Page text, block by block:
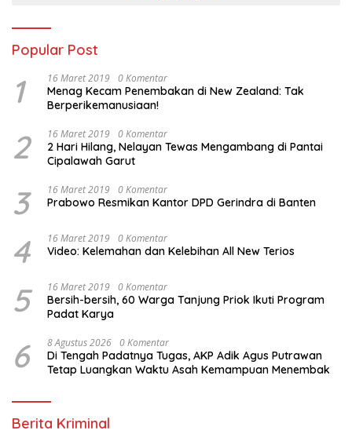
Popular Post
1 16 Maret 2019 0 Komentar
Menag Kecam Penembakan di New Zealand: Tak
Berperikemanusiaan!
2 16 Maret 2019 0 Komentar
2 Hari Hilang, Nelayan Tewas Mengambang di Pantai
Cipalawah Garut
3 16 Maret 2019 0 Komentar
Prabowo Resmikan Kantor DPD Gerindra di Banten
4 16 Maret 2019 0 Komentar
Video: Kelemahan dan Kelebihan All New Terios
5 16 Maret 2019 0 Komentar
Bersih-bersih, 60 Warga Tanjung Priok Ikuti Program
Padat Karya
6 8 Agustus 2026 0 Komentar
Di Tengah Padatnya Tugas, AKP Adik Agus Putrawan
Tetap Luangkan Waktu Asah Kemampuan Menembak
Berita Kriminal